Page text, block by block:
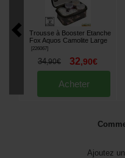
Trousse à Booster Etanche
Fox Aquos Camolite Large
226067]
34,90€ 32,90€
Acheter
Ajoutez